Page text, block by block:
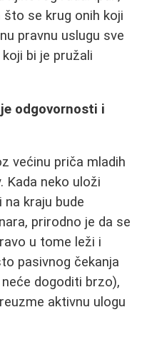
se krug onih koji
pravnu uslugu sve
bi je pružali
odgovornosti i
većinu priča mladih
Kada neko uloži
kraju bude
prirodno je da se
u tome leži i
pasivnog čekanja
dogoditi brzo),
aktivnu ulogu